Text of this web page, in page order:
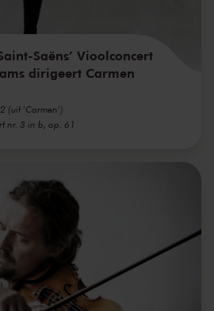
Saëns’ Vioolconcert
dirigeert Carmen
(uit 'Carmen')
nr. 3 in b, op. 61